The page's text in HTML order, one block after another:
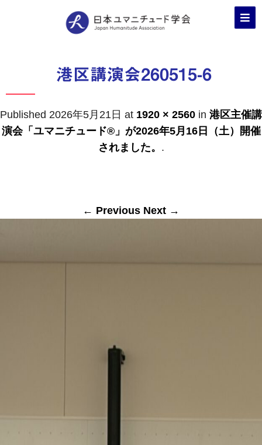
港区講演会260515-6
Published 2026年5月21日 at 1920 × 2560 in 港区主催講
演会「ユマニチュード®」が2026年5月16日（土）開催
されました。 .
← Previous Next →